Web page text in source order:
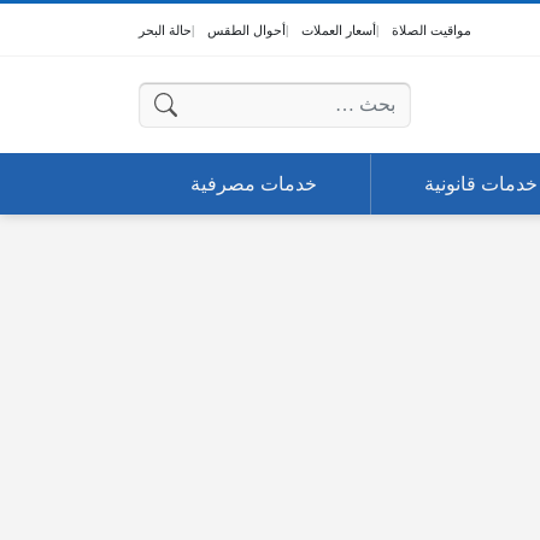
مواقيت الصلاة أسعار العملات أحوال الطقس حالة البحر
البحث عن:
خدمات قانونية خدمات مصرفية